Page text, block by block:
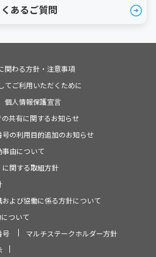
あるご質問
関わる方針・注意事項
てご利用いただくために
個人情報保護宣言
共有に関するお知らせ
の利用目的追加のお知らせ
由について
に関する取組方針
よび協働に係る方針について
ついて
号
マルチステークホルダー方針